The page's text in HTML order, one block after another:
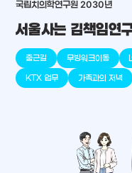
천
place
세종
place
판교
국립치의학연구원 2030년
서울사는 김책임연
출근길 무빙워크이동
KTX 업무 가족과의 저녁